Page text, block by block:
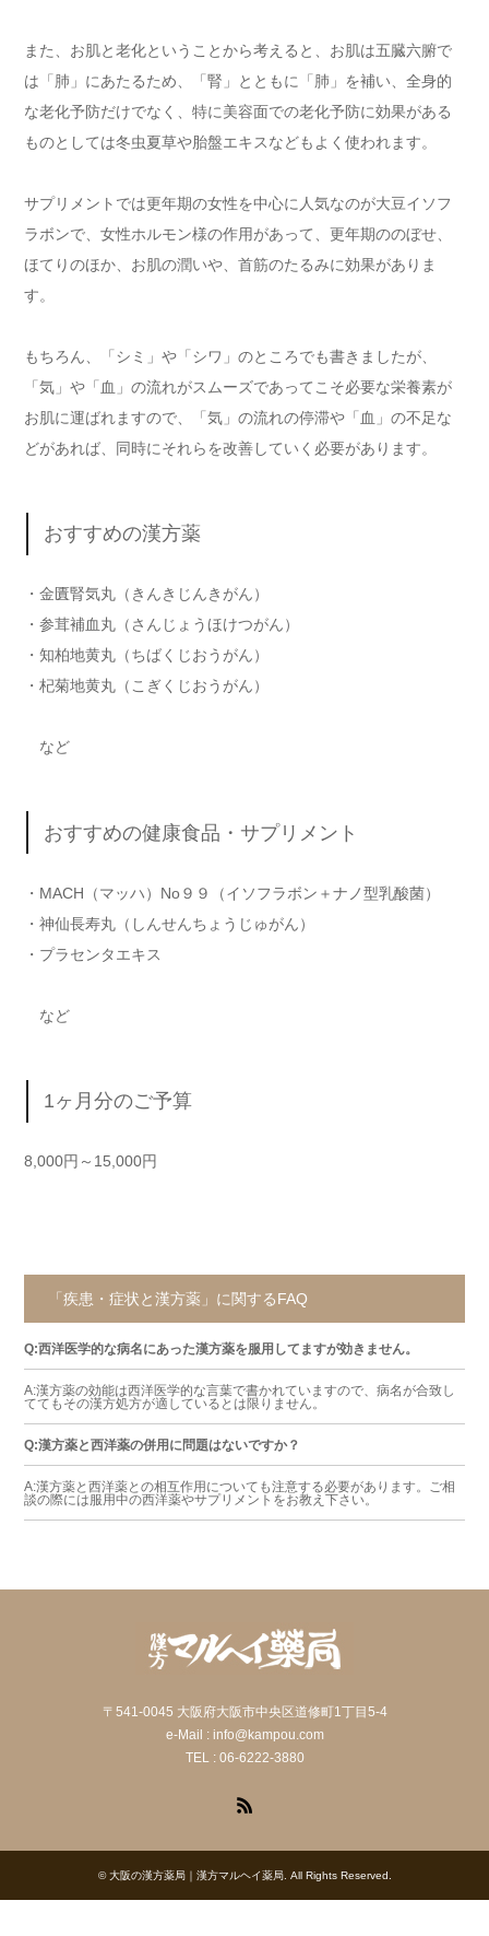
また、お肌と老化ということから考えると、お肌は五臓六腑で
は「肺」にあたるため、「腎」とともに「肺」を補い、全身的
な老化予防だけでなく、特に美容面での老化予防に効果がある
ものとしては冬虫夏草や胎盤エキスなどもよく使われます。
サプリメントでは更年期の女性を中心に人気なのが大豆イソフ
ラボンで、女性ホルモン様の作用があって、更年期ののぼせ、
ほてりのほか、お肌の潤いや、首筋のたるみに効果がありま
す。
もちろん、「シミ」や「シワ」のところでも書きましたが、
「気」や「血」の流れがスムーズであってこそ必要な栄養素が
お肌に運ばれますので、「気」の流れの停滞や「血」の不足な
どがあれば、同時にそれらを改善していく必要があります。
おすすめの漢方薬
・金匱腎気丸（きんきじんきがん）
・参茸補血丸（さんじょうほけつがん）
・知柏地黄丸（ちばくじおうがん）
・杞菊地黄丸（こぎくじおうがん）
など
おすすめの健康食品・サプリメント
・MACH（マッハ）No９９（イソフラボン＋ナノ型乳酸菌）
・神仙長寿丸（しんせんちょうじゅがん）
・プラセンタエキス
など
1ヶ月分のご予算
8,000円～15,000円
「疾患・症状と漢方薬」に関するFAQ
Q:西洋医学的な病名にあった漢方薬を服用してますが効きません。
A:漢方薬の効能は西洋医学的な言葉で書かれていますので、病名が合致し
ててもその漢方処方が適しているとは限りません。
Q:漢方薬と西洋薬の併用に問題はないですか？
A:漢方薬と西洋薬との相互作用についても注意する必要があります。ご相
談の際には服用中の西洋薬やサプリメントをお教え下さい。
〒541-0045 大阪府大阪市中央区道修町1丁目5-4
e-Mail : info@kampou.com
TEL : 06-6222-3880
©大阪の漢方薬局｜漢方マルヘイ薬局. All Rights Reserved.